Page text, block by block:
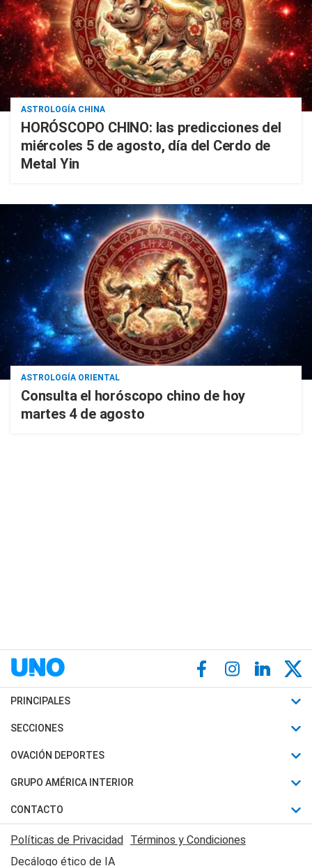
ASTROLOGÍA CHINA
HORÓSCOPO CHINO: las predicciones del
miércoles 5 de agosto, día del Cerdo de
Metal Yin
ASTROLOGÍA ORIENTAL
Consulta el horóscopo chino de hoy
martes 4 de agosto
PRINCIPALES
Últimas Noticias
Política
Judiciales
Economia
SECCIONES
Horóscopo
Motores
Trucos caseros
Series y Películas
OVACIÓN DEPORTES
Fútbol
Mundial
Automovilismo
Rugby
GRUPO AMÉRICA INTERIOR
Canal 7 en Vivo
CONTACTO
Acerca de Nosotros
Contactanos
Políticas de Privacidad Términos y Condiciones
Decálogo ético de IA